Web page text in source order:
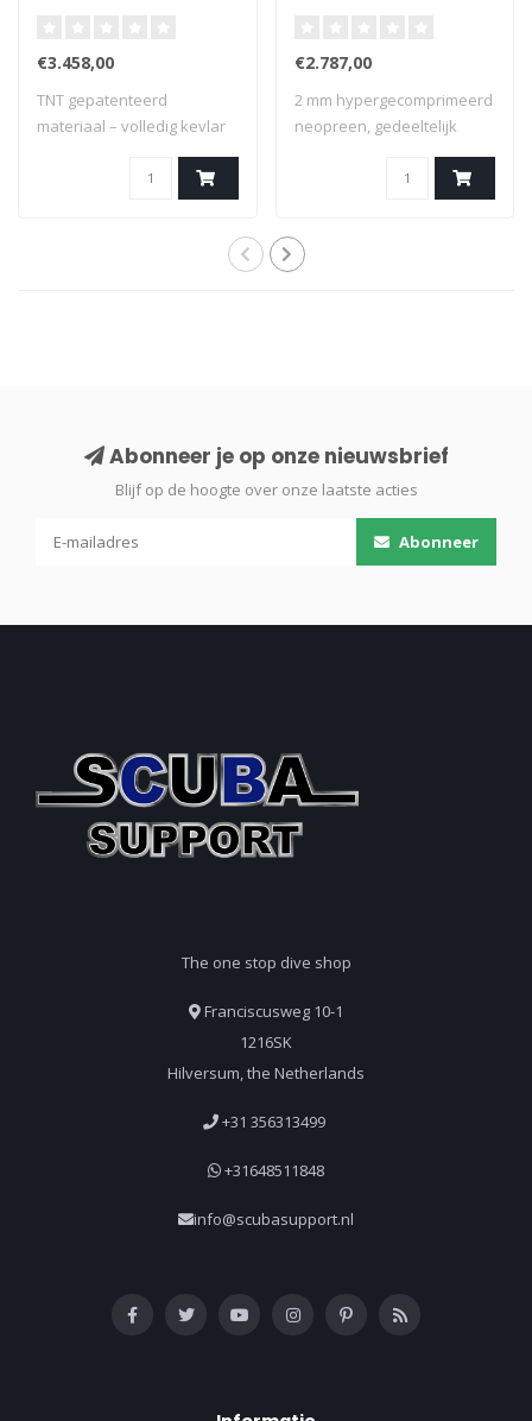
€3.458,00
TNT gepatenteerd
materiaal – volledig kevlar
€2.787,00
2 mm hypergecomprimeerd
neopreen, gedeeltelijk
Abonneer je op onze nieuwsbrief
Blijf op de hoogte over onze laatste acties
Abonneer
The one stop dive shop
Franciscusweg 10-1
1216SK
Hilversum, the Netherlands
+31 356313499
+31648511848
info@scubasupport.nl